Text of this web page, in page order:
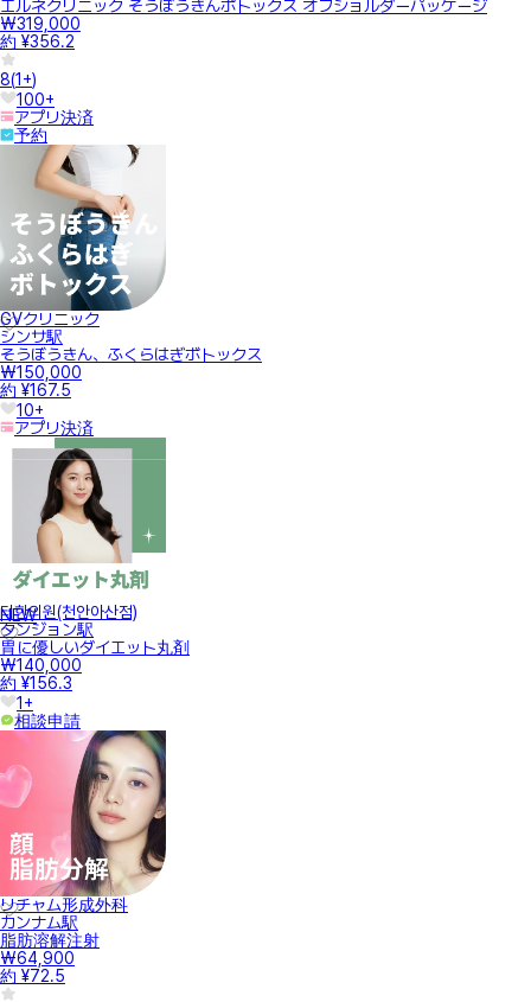
エルネクリニック そうぼうきんボトックス オフショルダーパッケージ
₩319,000
約 ¥356.2
8(1+)
100+
アプリ決済
予約
GVクリニック
シンサ駅
そうぼうきん、ふくらはぎボトックス
₩150,000
約 ¥167.5
10+
アプリ決済
NEW
터한의원(천안아산점)
タンジョン駅
胃に優しいダイエット丸剤
₩140,000
約 ¥156.3
1+
相談申請
リチャム形成外科
カンナム駅
脂肪溶解注射
₩64,900
約 ¥72.5